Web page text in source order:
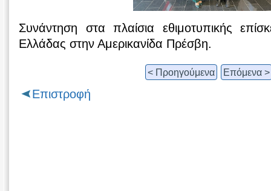
Συνάντηση στα πλαίσια εθιμοτυπικής
Ελλάδας στην Αμερικανίδα Πρέσβη.
< Προηγούμενα Επόμενα >
Επιστροφή